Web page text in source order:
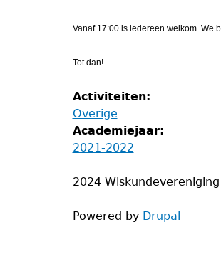
Vanaf 17:00 is iedereen welkom. We
Tot dan!
Activiteiten:
Overige
Academiejaar:
2021-2022
2024 Wiskundevereniging
Powered by Drupal